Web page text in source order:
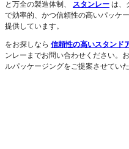
と万全の製造体制、 スタンレーは、
で効率的、かつ信頼性の高いパッケ
提供しています。
をお探しなら 信頼性の高いスタンド
ンレーまでお問い合わせください。
ルパッケージングをご提案させてい